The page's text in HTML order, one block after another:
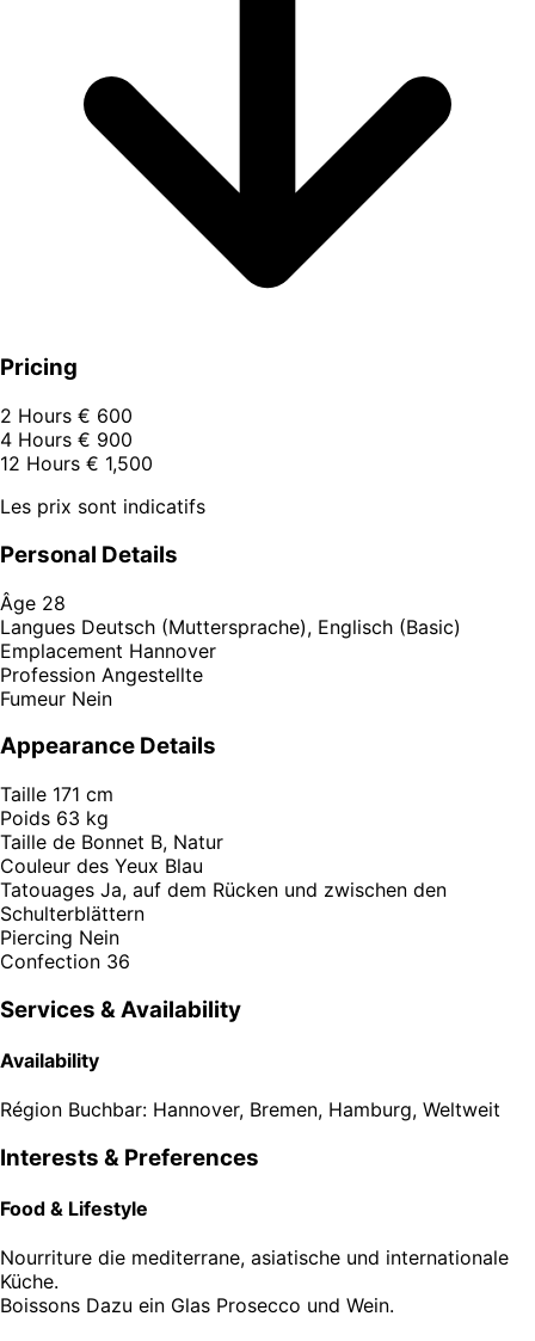
Pricing
2 Hours € 600
4 Hours € 900
12 Hours € 1,500
Les prix sont indicatifs
Personal Details
Âge 28
Langues Deutsch (Muttersprache), Englisch (Basic)
Emplacement Hannover
Profession Angestellte
Fumeur Nein
Appearance Details
Taille 171 cm
Poids 63 kg
Taille de Bonnet B, Natur
Couleur des Yeux Blau
Tatouages Ja, auf dem Rücken und zwischen den
Schulterblättern
Piercing Nein
Confection 36
Services & Availability
Availability
Région Buchbar: Hannover, Bremen, Hamburg, Weltweit
Interests & Preferences
Food & Lifestyle
Nourriture die mediterrane, asiatische und internationale
Küche.
Boissons Dazu ein Glas Prosecco und Wein.